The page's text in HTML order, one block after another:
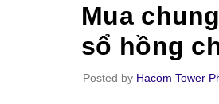
Mua
sổ hồng
Posted by Hacom Tower